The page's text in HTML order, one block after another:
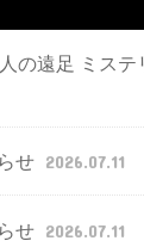
の遠足 ミステ
せ 2026.07.11
せ 2026.07.11